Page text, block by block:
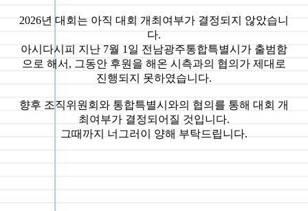
2026년 대회는 아직 대회 개최여부가 결정되지 않았습니
다.
아시다시피 지난 7월 1일 전남광주통합특별시가 출범함
으로 해서, 그동안 후원을 해온 시측과의 협의가 제대로
진행되지 못하였습니다.
향후 조직위원회와 통합특별시와의 협의를 통해 대회 개
최여부가 결정되어질 것입니다.
그때까지 너그러이 양해 부탁드립니다.